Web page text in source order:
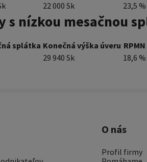
22 000 Sk 23,5 %
s nízkou mesačnou
splátka Konečná výška úveru RPMN
29 940 Sk 18,6 %
O nás
Profil firmy